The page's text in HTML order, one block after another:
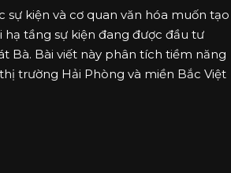
kiện và cơ quan văn hóa muốn tạo
tầng sự kiện đang được đầu tư
Bà. Bài viết này phân tích tiềm năng
trường Hải Phòng và miền Bắc Việt